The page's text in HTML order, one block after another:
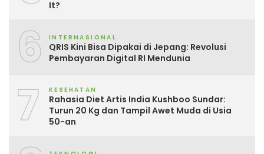
It?
6 INTERNASIONAL
QRIS Kini Bisa Dipakai di Jepang: Revolusi
Pembayaran Digital RI Mendunia
7 KESEHATAN
Rahasia Diet Artis India Kushboo Sundar:
Turun 20 Kg dan Tampil Awet Muda di Usia
50-an